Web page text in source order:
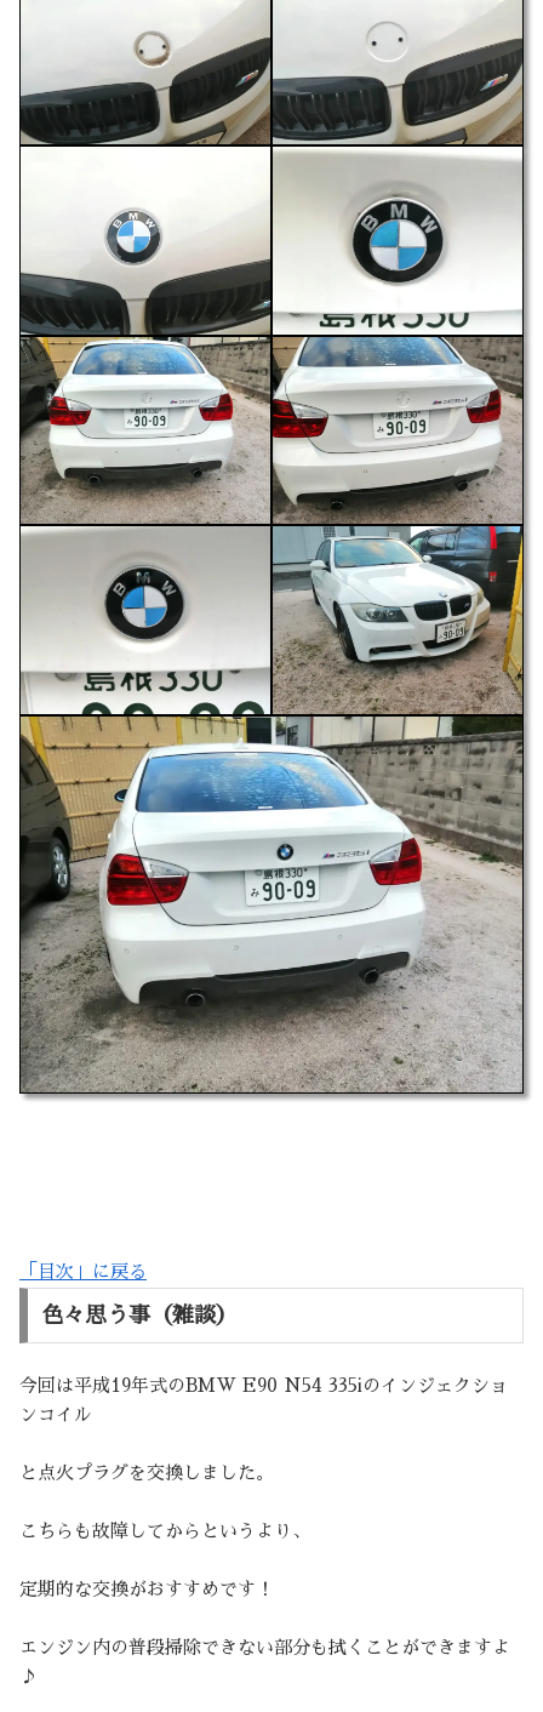
「目次」に戻る
色々思う事（雑談）
今回は平成19年式のBMW E90 N54 335iのインジェクショ
ンコイル
と点火プラグを交換しました。
こちらも故障してからというより、
定期的な交換がおすすめです！
エンジン内の普段掃除できない部分も拭くことができますよ
♪